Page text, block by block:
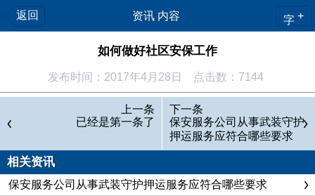
返回 资讯 内容 字 +
如何做好社区安保工作
发布时间：2017年4月28日 点击数：7144
要做好社区安保工作， 佛山顺德保安公司
几个方面：
一、健全考核奖惩制度，全面推行治安防范承包责任。建立
健全包括检查、监督、考核等内容的针对保安队伍的一套规章制
度。根据社区规模、治安状况、人口因素等综合条件，重点盯住
上一条
已经是第一条了
下一条
保安服务公司从事武装守护
押运服务应符合哪些要求
相关资讯
保安服务公司从事武装守护押运服务应符合哪些要求